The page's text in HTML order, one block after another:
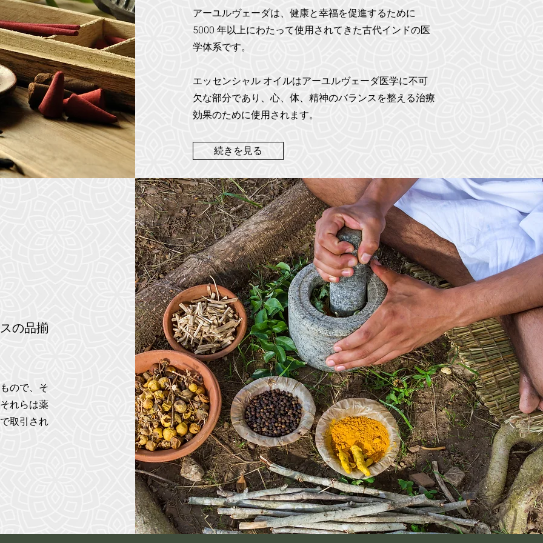
アーユルヴェーダは、健康と幸福を促進するために
5000 年以上にわたって使用されてきた古代インドの医
学体系です。
エッセンシャル オイルはアーユルヴェーダ医学に不可
欠な部分であり、心、体、精神のバランスを整える治療
効果のために使用されます。
続きを見る
の品揃
ので、そ
れらは薬
取引され